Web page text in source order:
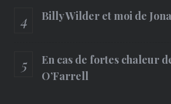
Billy Wilder et moi de
En cas de fortes chaleur
O’Farrell